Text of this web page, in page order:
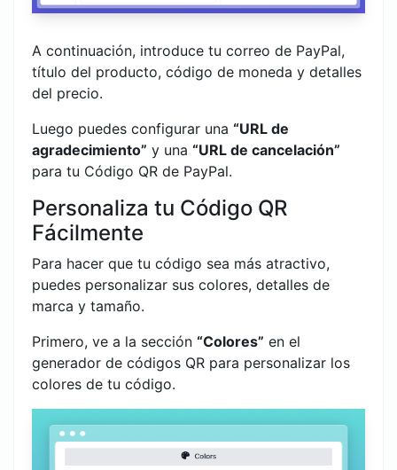
A continuación, introduce tu correo de PayPal,
título del producto, código de moneda y detalles
del precio.
Luego puedes configurar una “URL de
agradecimiento” y una “URL de cancelación”
para tu Código QR de PayPal.
Personaliza tu Código QR
Fácilmente
Para hacer que tu código sea más atractivo,
puedes personalizar sus colores, detalles de
marca y tamaño.
Primero, ve a la sección “Colores” en el
generador de códigos QR para personalizar los
colores de tu código.